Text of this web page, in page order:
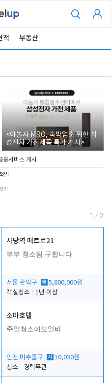
적 부동산
<야놀자 MRO, 숙박업소 위한 삼
성전자 가전제품 특가 개시>
서비스 게시
발
기
1 / 3
사당역 메트로21
부부 청소팀 구합니다
서울 관악구 월 5,800,000원
객실청소
1년 이상
소마호텔
주말청소이모알바
인천 미추홀구 시
10,030원
청소
경력무관